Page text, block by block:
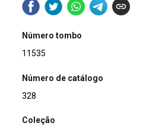
Número tombo
11535
Número de catálogo
328
Coleção